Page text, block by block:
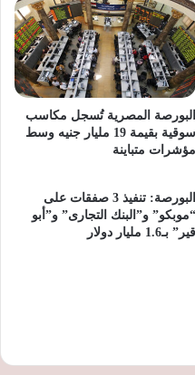
البورصة المصرية تُسجل مكاسب
سوقية بقيمة 19 مليار جنيه وسط
مؤشرات متباينة
البورصة: تنفيذ 3 صفقات على
“موبكو” و”البنك التجارى” و”أبو
قير” بـ1.6 مليار دولار